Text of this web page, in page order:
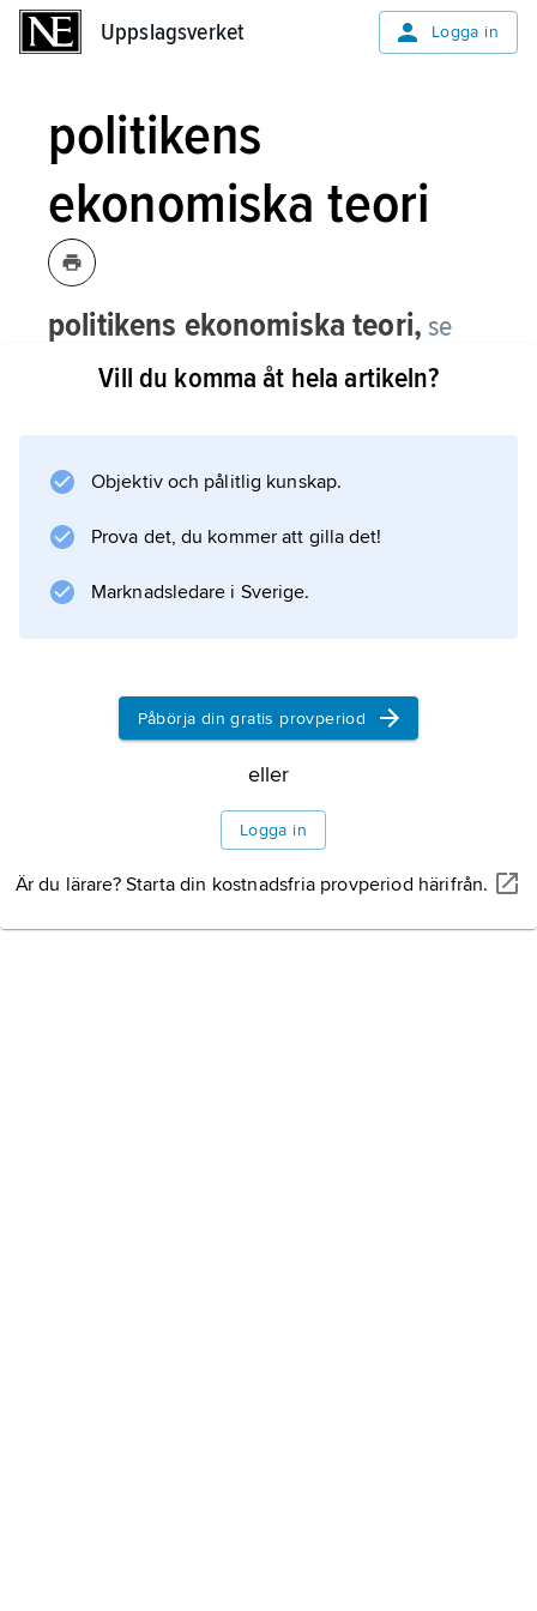
Uppslagsverket Logga in
politikens
ekonomiska teori
politikens ekonomiska teori, se
public choice-skolan.
Vill du komma åt hela artikeln?
Objektiv och pålitlig kunskap.
Prova det, du kommer att gilla det!
Marknadsledare i Sverige.
Påbörja din gratis provperiod
eller
Logga in
Är du lärare? Starta din kostnadsfria provperiod härifrån.